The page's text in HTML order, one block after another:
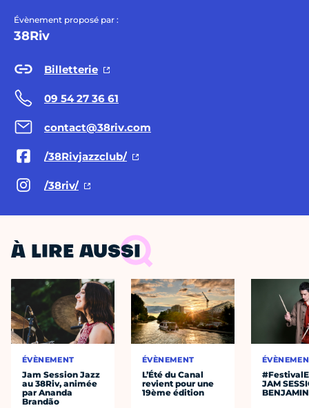
Évènement proposé par :
38Riv
Billetterie
09 54 27 36 61
contact@38riv.com
/38Rivjazzclub/
/38riv/
À LIRE AUSSI
ÉVÈNEMENT
Jam Session Jazz
au 38Riv, animée
par Ananda
Brandão
ÉVÈNEMENT
L’Été du Canal
revient pour une
19ème édition
JAM